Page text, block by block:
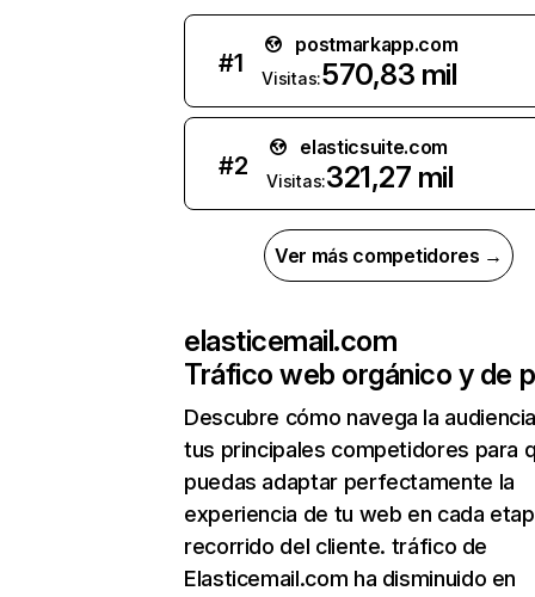
#1
postmarkapp.com
Visitas:570,83 mil
#2
elasticsuite.com
Visitas:321,27 mil
Ver más competidores →
elasticemail.com
Tráfico web orgánico y de
Descubre cómo navega la
tus principales competidores para
puedas adaptar perfectamente la
experiencia de tu web en cada
recorrido del cliente. tráfico de
Elasticemail.com ha disminuido en